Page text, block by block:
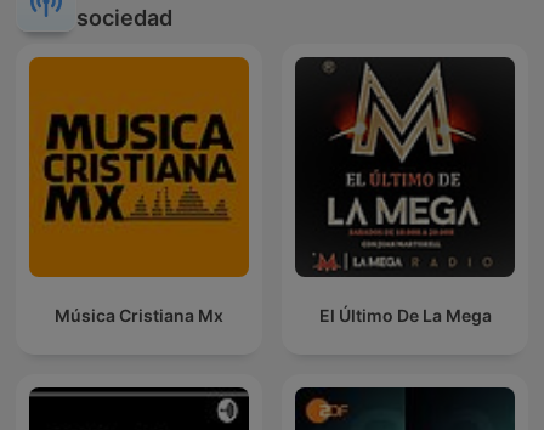
sociedad
Música Cristiana Mx El Último De La Mega